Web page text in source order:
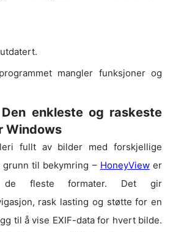
mangler funksjoner og
enkleste og raskeste
Windows
fullt av bilder med forskjellige
til bekymring – HoneyViewer
de fleste formater. Det gir
rask lasting og støtte for en
til å vise EXIF-data for hvert bilde.